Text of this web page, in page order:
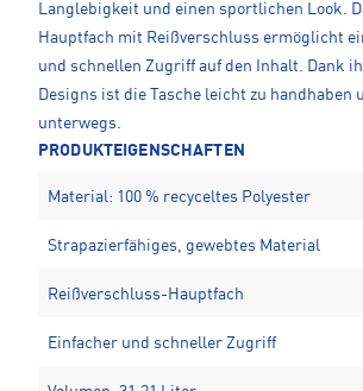
Langlebigkeit und einen sportlichen Look.
Hauptfach mit Reißverschluss ermöglicht
und schnellen Zugriff auf den Inhalt. Dank
Designs ist die Tasche leicht zu handhaben
unterwegs.
PRODUKTEIGENSCHAFTEN
Material: 100 % recyceltes Polyester
Strapazierfähiges, gewebtes Material
Reißverschluss-Hauptfach
Einfacher und schneller Zugriff